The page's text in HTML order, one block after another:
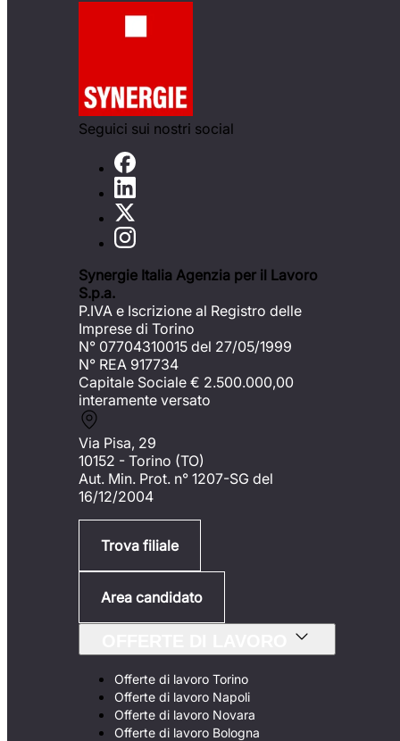
Seguici sui nostri social
Synergie Italia Agenzia per il Lavoro
S.p.a.
P.IVA e Iscrizione al Registro delle
Imprese di Torino
N° 07704310015 del 27/05/1999
N° REA 917734
Capitale Sociale € 2.500.000,00
interamente versato
Via Pisa, 29
10152 - Torino (TO)
Aut. Min. Prot. n° 1207-SG del
16/12/2004
Trova filiale
Area candidato
Offerte di lavoro Torino
Offerte di lavoro Napoli
Offerte di lavoro Novara
Offerte di lavoro Bologna